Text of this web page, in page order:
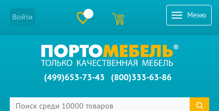
Меню
Войти
(499)653-73-43 (800)333-63-86